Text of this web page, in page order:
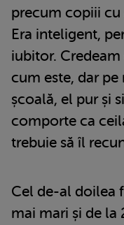
precum copiii cu
Era inteligent,
iubitor. Credeam
cum este, dar pe
școală, el pur și
comporte ca
trebuie să îl
Cel de-al doilea
mai mari și de la